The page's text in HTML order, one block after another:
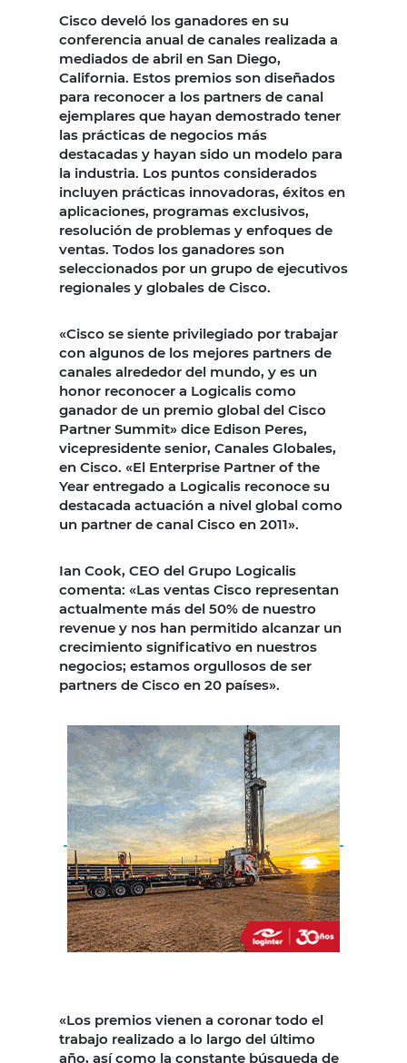
Cisco develó los ganadores en su
conferencia anual de canales realizada a
mediados de abril en San Diego,
California. Estos premios son diseñados
para reconocer a los partners de canal
ejemplares que hayan demostrado tener
las prácticas de negocios más
destacadas y hayan sido un modelo para
la industria. Los puntos considerados
incluyen prácticas innovadoras, éxitos en
aplicaciones, programas exclusivos,
resolución de problemas y enfoques de
ventas. Todos los ganadores son
seleccionados por un grupo de ejecutivos
regionales y globales de Cisco.
«Cisco se siente privilegiado por trabajar
con algunos de los mejores partners de
canales alrededor del mundo, y es un
honor reconocer a Logicalis como
ganador de un premio global del Cisco
Partner Summit» dice Edison Peres,
vicepresidente senior, Canales Globales,
en Cisco. «El Enterprise Partner of the
Year entregado a Logicalis reconoce su
destacada actuación a nivel global como
un partner de canal Cisco en 2011».
Ian Cook, CEO del Grupo Logicalis
comenta: «Las ventas Cisco representan
actualmente más del 50% de nuestro
revenue y nos han permitido alcanzar un
crecimiento significativo en nuestros
negocios; estamos orgullosos de ser
partners de Cisco en 20 países».
«Los premios vienen a coronar todo el
trabajo realizado a lo largo del último
año, así como la constante búsqueda de